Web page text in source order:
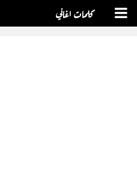
كلمات اغاني